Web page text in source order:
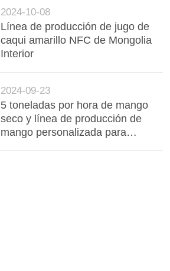
2024-10-08
Línea de producción de jugo de
caqui amarillo NFC de Mongolia
Interior
2024-09-23
5 toneladas por hora de mango
seco y línea de producción de
mango personalizada para